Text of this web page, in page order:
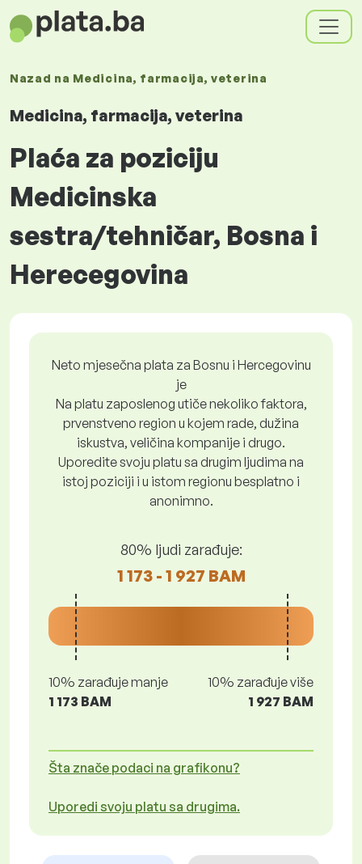
Nazad na Medicina, farmacija, veterina
Medicina, farmacija, veterina
Plaća za poziciju
Medicinska
sestra/tehničar, Bosna i
Herecegovina
Neto mjesečna plata za Bosnu i Hercegovinu
je
Na platu zaposlenog utiče nekoliko faktora,
prvenstveno region u kojem rade, dužina
iskustva, veličina kompanije i drugo.
Uporedite svoju platu sa drugim ljudima na
istoj poziciji i u istom regionu besplatno i
anonimno.
80% ljudi zarađuje:
1 173 - 1 927 BAM
10% zarađuje manje
1 173 BAM
10% zarađuje više
1 927 BAM
Šta znače podaci na grafikonu?
Uporedi svoju platu sa drugima.